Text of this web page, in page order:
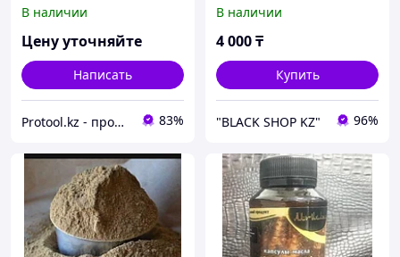
В наличии
Цену уточняйте
Написать
Protool.kz - продажа электроинструмента, ручные строительные и садовые инструменты 83%
В наличии
4 000₸
Купить
"BLACK SHOP KZ" 96%